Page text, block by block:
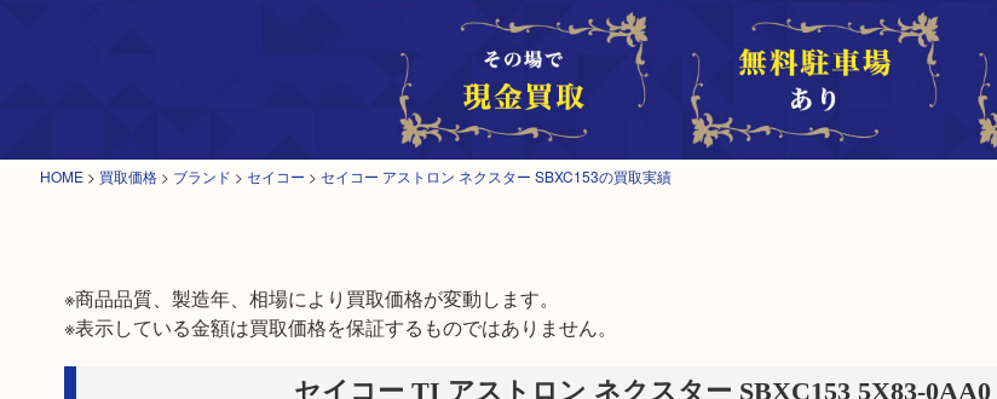
HOME > 買取価格 > ブランド > セイコー > セイコー アストロン ネクスター SBXC153の買取実績
※商品品質、製造年、相場により買取価格が変動します。
※表示している金額は買取価格を保証するものではありません。
セイコー TI アストロン ネクスター SBXC153 5X83-0AA0